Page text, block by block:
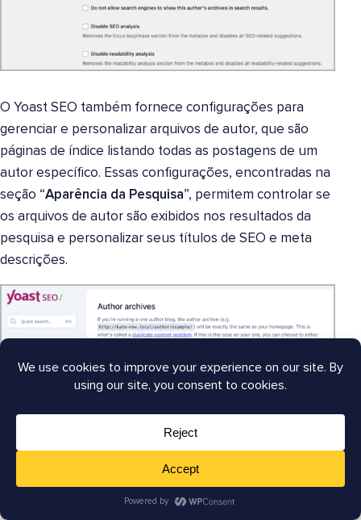
O Yoast SEO também fornece configurações para
gerenciar e personalizar arquivos de autor, que são
páginas de índice listando todas as postagens de um
autor específico. Essas configurações, encontradas na
seção “Aparência da Pesquisa”, permitem controlar se
os arquivos de autor são exibidos nos resultados da
pesquisa e personalizar seus títulos de SEO e meta
descrições.